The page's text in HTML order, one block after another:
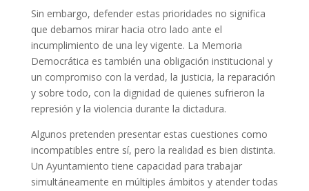
Sin embargo, defender estas prioridades no significa
que debamos mirar hacia otro lado ante el
incumplimiento de una ley vigente. La Memoria
Democrática es también una obligación institucional y
un compromiso con la verdad, la justicia, la reparación
y sobre todo, con la dignidad de quienes sufrieron la
represión y la violencia durante la dictadura.
Algunos pretenden presentar estas cuestiones como
incompatibles entre sí, pero la realidad es bien distinta.
Un Ayuntamiento tiene capacidad para trabajar
simultáneamente en múltiples ámbitos y atender todas